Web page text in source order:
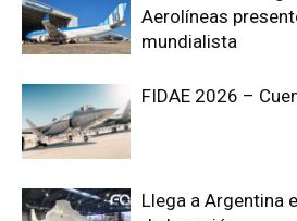
Aerolíneas
mundialista
FIDAE 2026 –
Llega a Argentina